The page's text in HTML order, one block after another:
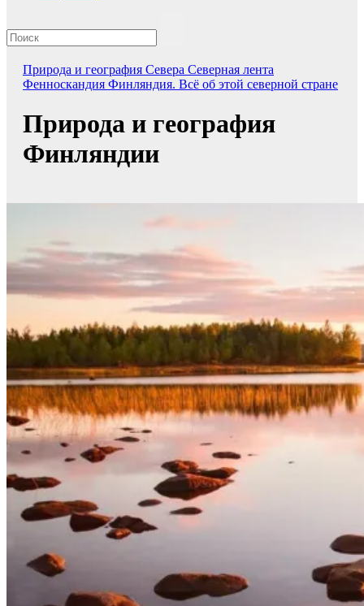
Природа и география Севера Северная лента
Фенноскандия Финляндия. Всё об этой северной стране
Природа и география
Финляндии